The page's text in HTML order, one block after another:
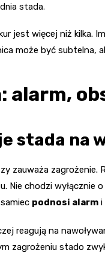
stada.
jest więcej niż kilka.
może być
alarm,
stada na
zauważa zagrożenie.
Nie chodzi wyłącznie
podnosi alarm i
reagują na
zagrożeniu stado